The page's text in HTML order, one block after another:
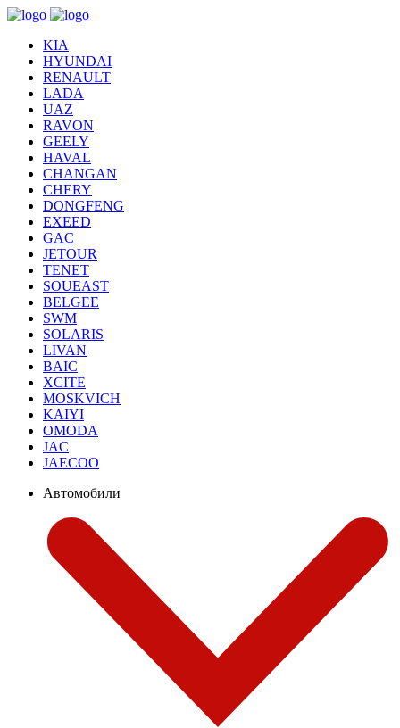
KIA
HYUNDAI
RENAULT
LADA
UAZ
RAVON
GEELY
HAVAL
CHANGAN
CHERY
DONGFENG
EXEED
GAC
JETOUR
TENET
SOUEAST
BELGEE
SWM
SOLARIS
LIVAN
BAIC
XCITE
MOSKVICH
KAIYI
OMODA
JAC
JAECOO
Автомобили